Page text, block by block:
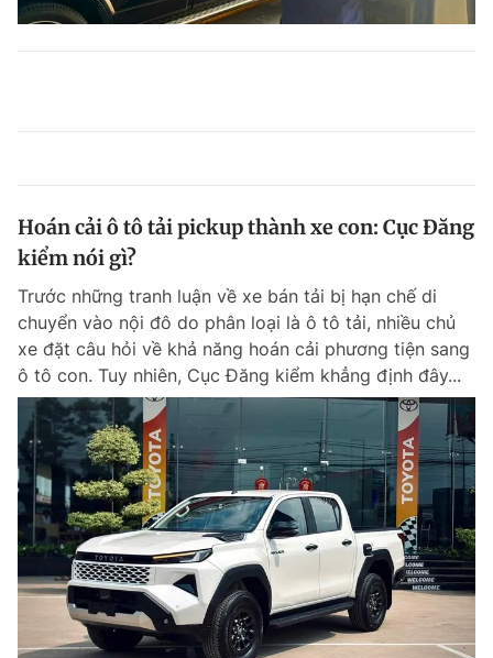
Hoán cải ô tô tải pickup thành xe con: Cục Đăng
kiểm nói gì?
Trước những tranh luận về xe bán tải bị hạn chế di
chuyển vào nội đô do phân loại là ô tô tải, nhiều chủ
xe đặt câu hỏi về khả năng hoán cải phương tiện sang
ô tô con. Tuy nhiên, Cục Đăng kiểm khẳng định đây...